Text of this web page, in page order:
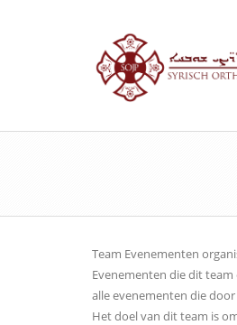
Team Evenementen
Evenementen die dit
alle evenementen die
Het doel van dit team is